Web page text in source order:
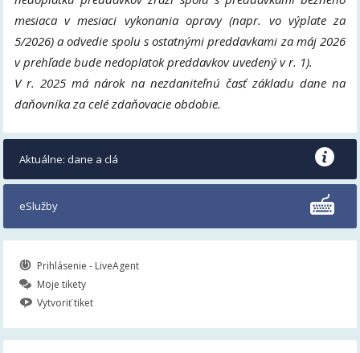
mesiaca v mesiaci vykonania opravy (napr. vo výplate za
5/2026) a odvedie spolu s ostatnými preddavkami za máj 2026
v prehľade bude nedoplatok preddavkov uvedený v r. 1).
V r. 2025 má nárok na nezdaniteľnú časť základu dane na
daňovníka za celé zdaňovacie obdobie.
Aktuálne: dane a clá
eSlužby
Prihlásenie - LiveAgent
Moje tikety
Vytvoriť tiket